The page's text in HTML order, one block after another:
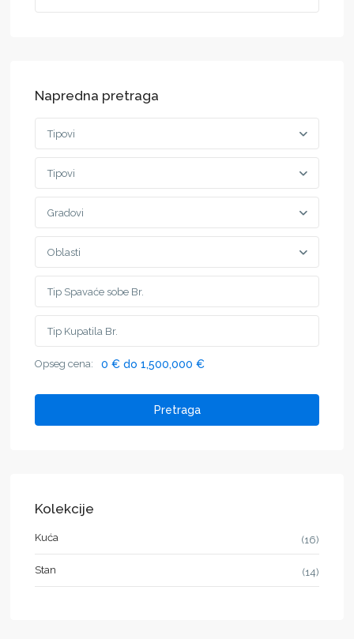
Napredna pretraga
Tipovi
Tipovi
Gradovi
Oblasti
Opseg cena: 0 € do 1,500,000 €
Pretraga
Kolekcije
Kuća (16)
Stan (14)